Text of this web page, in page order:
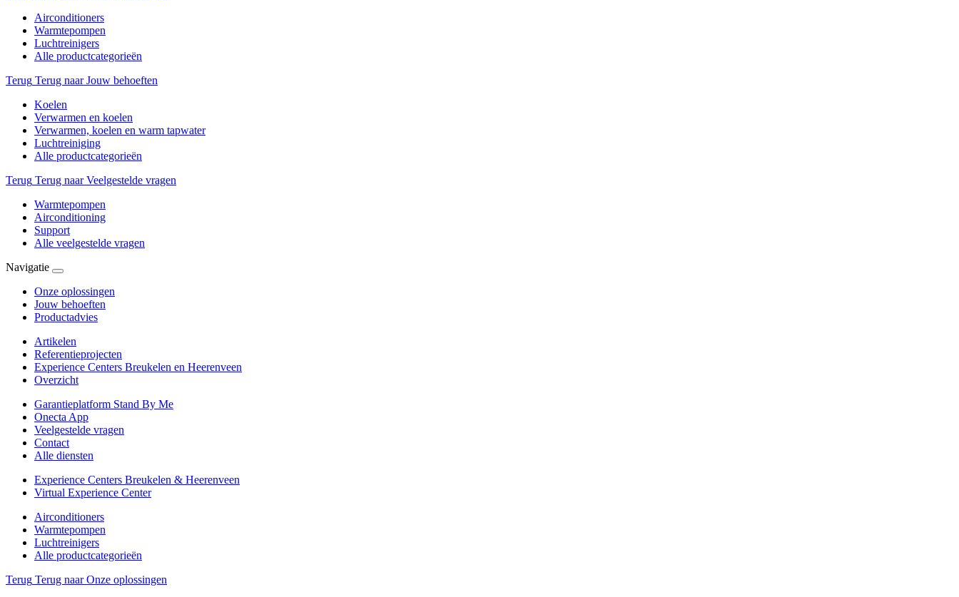
Airconditioners
Warmtepompen
Luchtreinigers
Alle productcategorieën
Terug Terug naar Jouw behoeften
Koelen
Verwarmen en koelen
Verwarmen, koelen en warm tapwater
Luchtreiniging
Alle productcategorieën
Terug Terug naar Veelgestelde vragen
Warmtepompen
Airconditioning
Support
Alle veelgestelde vragen
Navigatie
Onze oplossingen
Jouw behoeften
Productadvies
Artikelen
Referentieprojecten
Experience Centers Breukelen en Heerenveen
Overzicht
Garantieplatform Stand By Me
Onecta App
Veelgestelde vragen
Contact
Alle diensten
Experience Centers Breukelen & Heerenveen
Virtual Experience Center
Airconditioners
Warmtepompen
Luchtreinigers
Alle productcategorieën
Terug Terug naar Onze oplossingen